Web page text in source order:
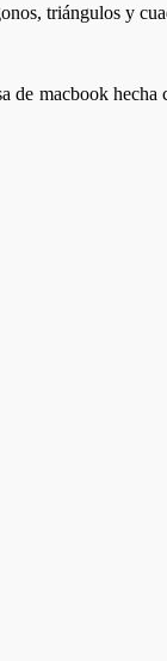
triángulos y
de macbook